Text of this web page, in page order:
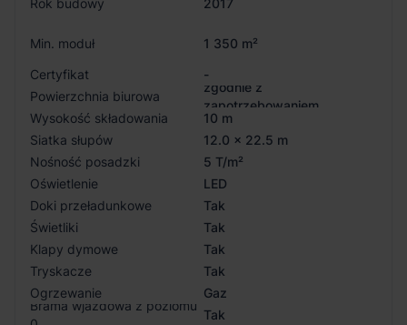
Rok budowy 2017
Min. moduł
1 350 m²
Certyfikat
-
Powierzchnia biurowa
zgodnie z
zapotrzebowaniem
Wysokość składowania
10 m
Siatka słupów
12.0 x 22.5 m
Nośność posadzki
5 T/m²
Oświetlenie
LED
Doki przeładunkowe
Tak
Świetliki
Tak
Klapy dymowe
Tak
Tryskacze
Tak
Ogrzewanie
Gaz
Brama wjazdowa z poziomu
Tak